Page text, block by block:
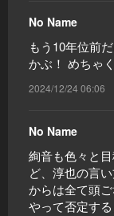
No Name
もう10年位前
かぶ！ めちゃ
2024/12/24 06:06
No Name
絢音も色々と
ど、淳也の言
からは全て頭
やって否定す